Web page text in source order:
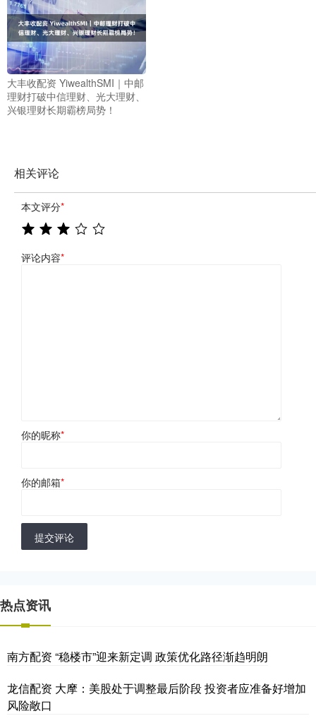
大丰收配资 YiwealthSMI｜中邮
理财打破中信理财、光大理财、
兴银理财长期霸榜局势！
相关评论
本文评分*
评论内容*
你的昵称*
你的邮箱*
提交评论
热点资讯
南方配资 “稳楼市”迎来新定调 政策优化路径渐趋明朗
龙信配资 大摩：美股处于调整最后阶段 投资者应准备好增加
风险敞口